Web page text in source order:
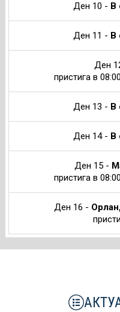
Ден 10 - В
Ден 11 - В
Ден
пристига в
Ден 13 - В
Ден 14 - В
Ден 15 -
пристига в
Ден 16 -